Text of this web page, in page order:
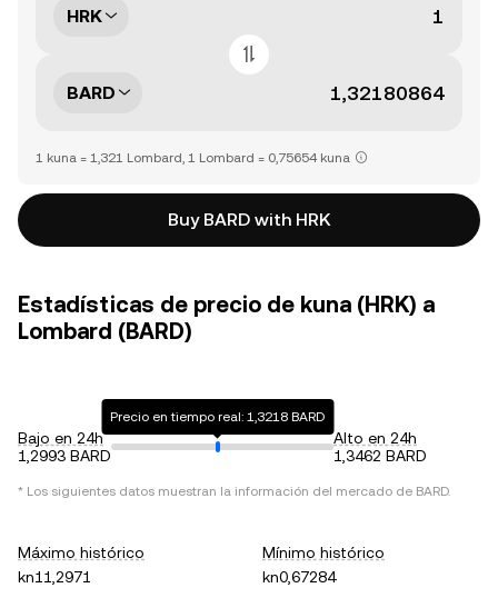
HRK
BARD
1 kuna = 1,321 Lombard, 1 Lombard = 0,75654 kuna
Buy BARD with HRK
Estadísticas de precio de kuna (HRK) a
Lombard (BARD)
Bajo en 24h
1,2993 BARD
Precio en tiempo real: 1,3218 BARD
Alto en 24h
1,3462 BARD
* Los siguientes datos muestran la información del mercado de BARD.
Máximo histórico
kn11,2971
Mínimo histórico
kn0,67284